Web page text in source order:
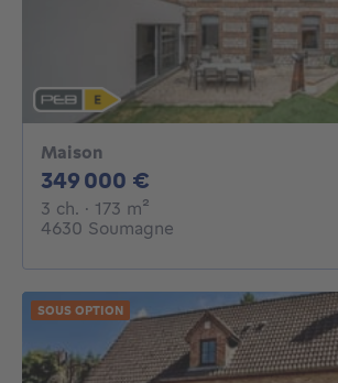
Maison
349 000 €
3 ch. 3 chambres
· 173 m²
4630 Soumagne
SOUS OPTION